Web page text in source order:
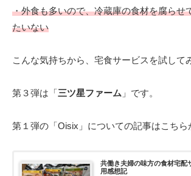
・外食も多いので、冷蔵庫の食材を腐らせ
たいない
こんな気持ちから、宅食サービスを試して
第３弾は「三ツ星ファーム 」です。
第１弾の「Oisix」についての記事はこちら
共働き夫婦の味方の食材宅
用感想記